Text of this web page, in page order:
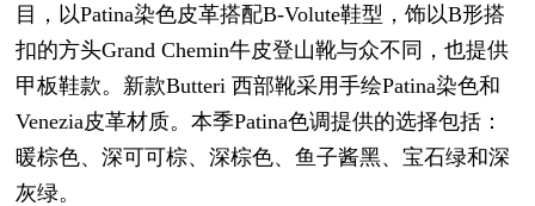
目，以Patina染色皮革搭配B-Volute鞋型，饰以B形搭
扣的方头Grand Chemin牛皮登山靴与众不同，也提供
甲板鞋款。新款Butteri 西部靴采用手绘Patina染色和
Venezia皮革材质。本季Patina色调提供的选择包括：
暖棕色、深可可棕、深棕色、鱼子酱黑、宝石绿和深
灰绿。